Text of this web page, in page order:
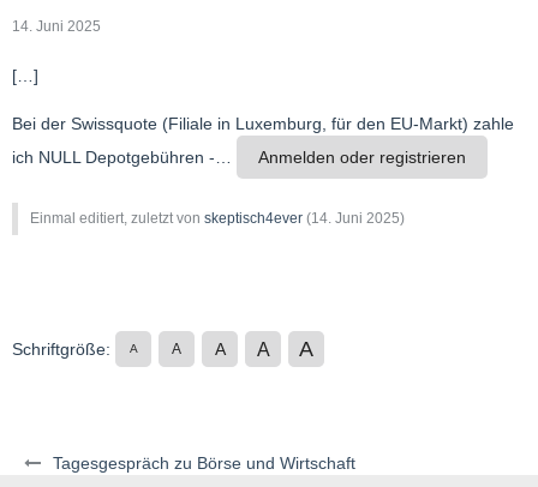
Tagesgespräch zu Börse und Wirtschaft
14. Juni 2025
[…]
Bei der Swissquote (Filiale in Luxemburg, für den EU-Markt) zahle
ich NULL Depotgebühren -…
Anmelden oder registrieren
Einmal editiert, zuletzt von skeptisch4ever (14. Juni 2025)
Schriftgröße: A A A A A